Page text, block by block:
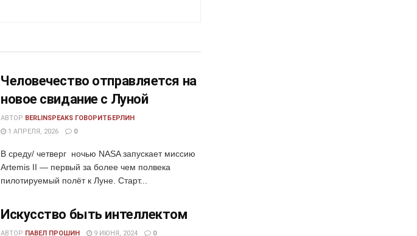
Человечество отправляется на
новое свидание с Луной
АВТОР BERLINSPEAKS ГОВОРИТБЕРЛИН
1 АПРЕЛЯ, 2026
0
В среду/ четверг ночью NASA запускает миссию
Artemis II — первый за более чем полвека
пилотируемый полёт к Луне. Старт...
Искусство быть интеллектом
АВТОР ПАВЕЛ ПРОШИН 9 ИЮНЯ, 2024 0